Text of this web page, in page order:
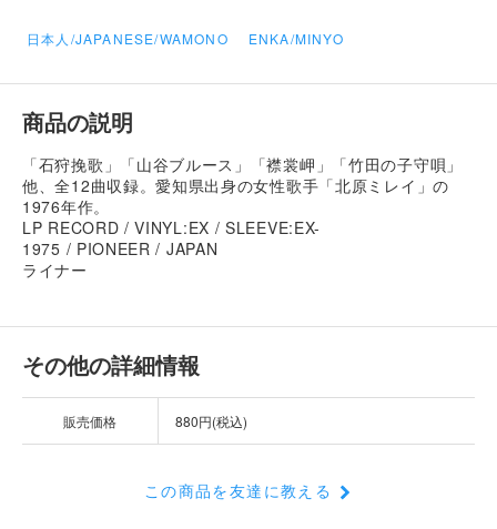
日本人/JAPANESE/WAMONO ENKA/MINYO
商品の説明
「石狩挽歌」「山谷ブルース」「襟裳岬」「竹田の子守唄」
他、全12曲収録。愛知県出身の女性歌手「北原ミレイ」の
1976年作。
LP RECORD / VINYL:EX / SLEEVE:EX-
1975 / PIONEER / JAPAN
ライナー
その他の詳細情報
販売価格 880円(税込)
この商品を友達に教える